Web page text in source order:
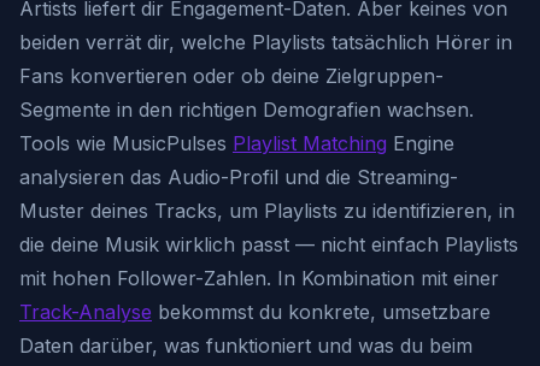
Artists liefert dir Engagement-Daten. Aber keines von
beiden verrät dir, welche Playlists tatsächlich Hörer in
Fans konvertieren oder ob deine Zielgruppen-
Segmente in den richtigen Demografien wachsen.
Tools wie MusicPulses Playlist Matching Engine
analysieren das Audio-Profil und die Streaming-
Muster deines Tracks, um Playlists zu identifizieren, in
die deine Musik wirklich passt — nicht einfach Playlists
mit hohen Follower-Zahlen. In Kombination mit einer
Track-Analyse bekommst du konkrete, umsetzbare
Daten darüber, was funktioniert und was du beim